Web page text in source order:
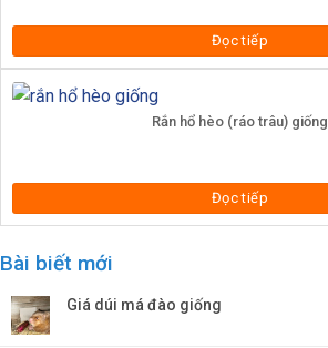
Đọc tiếp
Rắn hổ hèo (ráo trâu) giống
Đọc tiếp
Bài biết mới
Giá dúi má đào giống